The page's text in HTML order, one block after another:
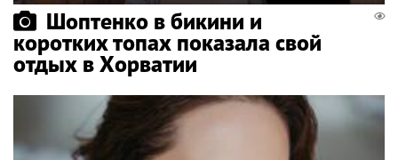
Шоптенко в бикини и
коротких топах показала свой
отдых в Хорватии